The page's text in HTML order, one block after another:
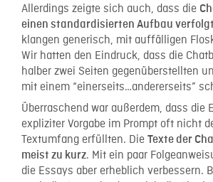
Allerdings zeigte sich auch, dass die
einen standardisierten Aufbau
klangen generisch, mit auffälligen
Wir hatten den Eindruck, dass die
halber zwei Seiten gegenüberstellten
mit einem “einerseits…andererseits”
Überraschend war außerdem, dass die
expliziter Vorgabe im Prompt oft nicht
Textumfang erfüllten. Die Texte der
meist zu kurz. Mit ein paar
die Essays aber erheblich verbessern.